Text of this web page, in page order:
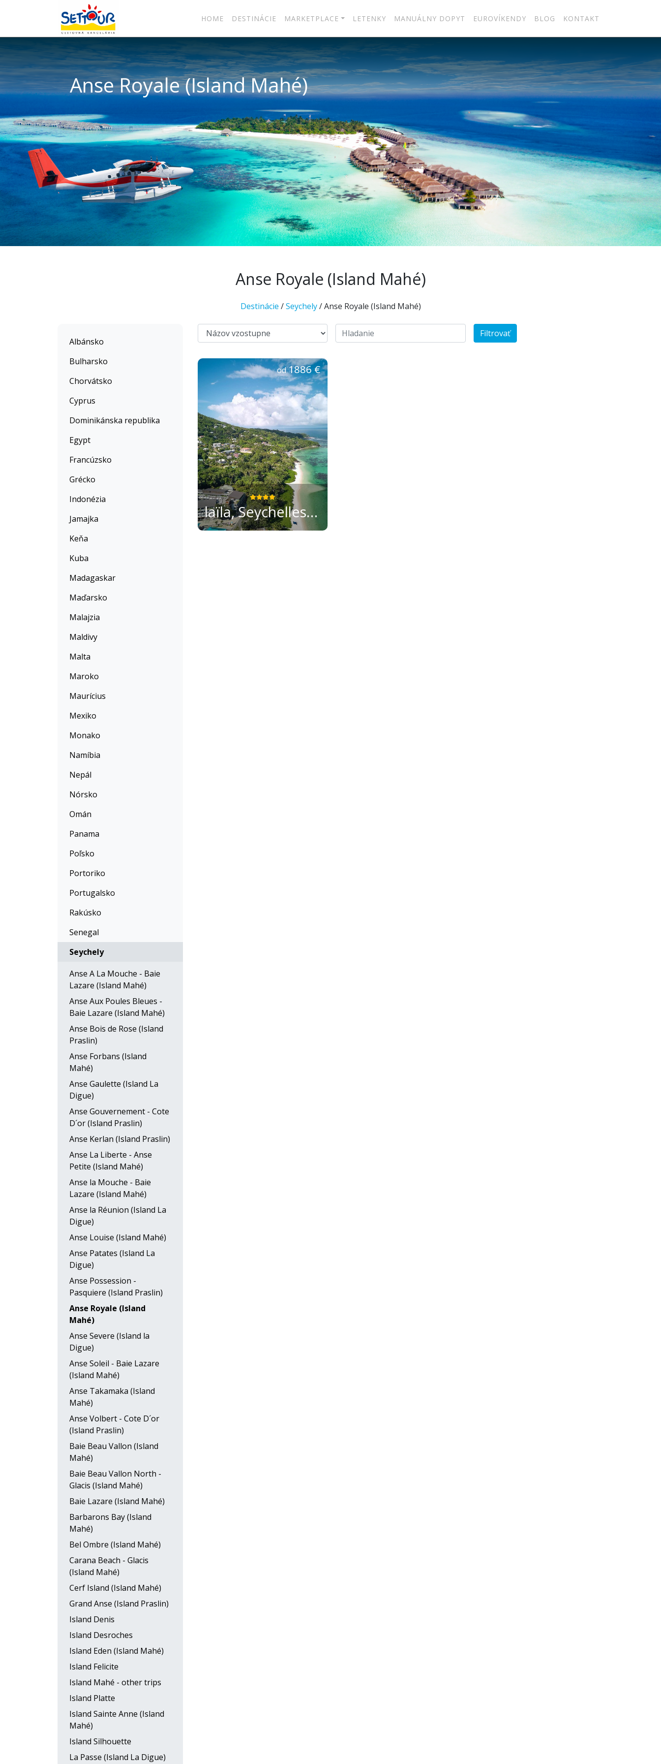
HOME DESTINÁCIE MARKETPLACE LETENKY MANUÁLNY DOPYT EUROVÍKENDY BLOG KONTAKT
Anse Royale (Island Mahé)
Anse Royale (Island Mahé)
Destinácie /Seychely/ Anse Royale (Island Mahé)
Albánsko
Bulharsko
Chorvátsko
Cyprus
Dominikánska republika
Egypt
Francúzsko
Grécko
Indonézia
Jamajka
Keňa
Kuba
Madagaskar
Maďarsko
Malajzia
Maldivy
Malta
Maroko
Maurícius
Mexiko
Monako
Namíbia
Nepál
Nórsko
Omán
Panama
Poľsko
Portoriko
Portugalsko
Rakúsko
Senegal
Seychely
Anse A La Mouche - Baie
Lazare (Island Mahé)
Anse Aux Poules Bleues -
Baie Lazare (Island Mahé)
Anse Bois de Rose (Island
Praslin)
Anse Forbans (Island
Mahé)
Anse Gaulette (Island La
Digue)
Anse Gouvernement - Cote
D´or (Island Praslin)
Anse Kerlan (Island Praslin)
Anse La Liberte - Anse
Petite (Island Mahé)
Anse la Mouche - Baie
Lazare (Island Mahé)
Anse la Réunion (Island La
Digue)
Anse Louise (Island Mahé)
Anse Patates (Island La
Digue)
Anse Possession -
Pasquiere (Island Praslin)
Anse Royale (Island
Mahé)
Anse Severe (Island la
Digue)
Anse Soleil - Baie Lazare
(Island Mahé)
Anse Takamaka (Island
Mahé)
Anse Volbert - Cote D´or
(Island Praslin)
Baie Beau Vallon (Island
Mahé)
Baie Beau Vallon North -
Glacis (Island Mahé)
Baie Lazare (Island Mahé)
Barbarons Bay (Island
Mahé)
Bel Ombre (Island Mahé)
Carana Beach - Glacis
(Island Mahé)
Cerf Island (Island Mahé)
Grand Anse (Island Praslin)
Island Denis
Island Desroches
Island Eden (Island Mahé)
Island Felicite
Island Mahé - other trips
Island Platte
Island Sainte Anne (Island
Mahé)
Island Silhouette
La Passe (Island La Digue)
Filtrovať
laïla, Seychelles, a Tribute Portfolio Resort
od1886 €